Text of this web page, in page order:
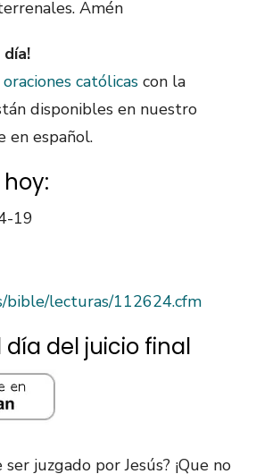
Amén
día!
católicas con la
disponibles en nuestro
en español.
19
bible/lecturas/112624.cfm
día del juicio final
juzgado por Jesús? ¡Que no